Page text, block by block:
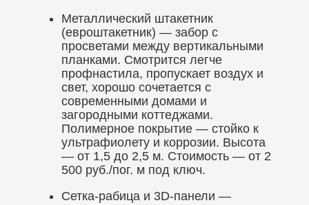
Металлический штакетник
(евроштакетник) — забор с
просветами между вертикальными
планками. Смотрится легче
профнастила, пропускает воздух и
свет, хорошо сочетается с
современными домами и
загородными коттеджами.
Полимерное покрытие — стойко к
ультрафиолету и коррозии. Высота
— от 1,5 до 2,5 м. Стоимость — от 2
500 руб./пог. м под ключ.
Сетка-рабица и 3D-панели —